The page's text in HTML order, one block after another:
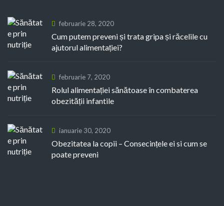
februarie 28, 2020
Cum putem preveni și trata gripa și răcelile cu
ajutorul alimentației?
februarie 7, 2020
Rolul alimentației sănătoase în combaterea
obezității infantile
ianuarie 30, 2020
Obezitatea la copii – Consecințele ei si cum se
poate preveni